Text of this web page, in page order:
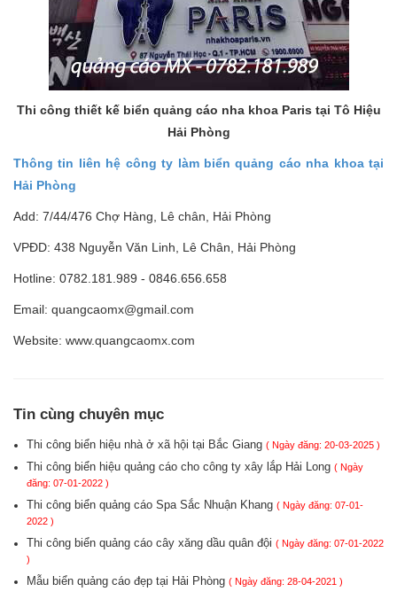
Thi công thiết kế biển quảng cáo nha khoa Paris tại Tô Hiệu
Hải Phòng
Thông tin liên hệ công ty làm biển quảng cáo nha khoa tại
Hải Phòng
Add: 7/44/476 Chợ Hàng, Lê chân, Hải Phòng
VPĐD: 438 Nguyễn Văn Linh, Lê Chân, Hải Phòng
Hotline: 0782.181.989 - 0846.656.658
Email: quangcaomx@gmail.com
Website: www.quangcaomx.com
Tin cùng chuyên mục
Thi công biển hiệu nhà ở xã hội tại Bắc Giang ( Ngày đăng: 20-03-2025 )
Thi công biển hiệu quảng cáo cho công ty xây lắp Hải Long ( Ngày
đăng: 07-01-2022 )
Thi công biển quảng cáo Spa Sắc Nhuận Khang ( Ngày đăng: 07-01-
2022 )
Thi công biển quảng cáo cây xăng dầu quân đội ( Ngày đăng: 07-01-2022
)
Mẫu biển quảng cáo đẹp tại Hải Phòng ( Ngày đăng: 28-04-2021 )